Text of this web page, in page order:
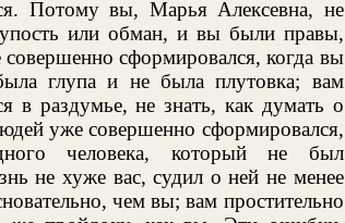
Потому вы, Марья Алексевна, не
или обман, и вы были правы,
сформировался, когда вы
глупа и не была плутовка; вам
в раздумье, не знать, как думать о
уже совершенно сформировался,
человека, который не был
не хуже вас, судил о ней не менее
чем вы; вам простительно